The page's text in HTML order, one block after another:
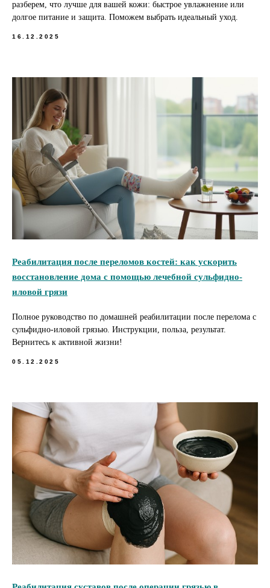
разберем, что лучше для вашей кожи: быстрое увлажнение или
долгое питание и защита. Поможем выбрать идеальный уход.
16.12.2025
Реабилитация после переломов костей: как ускорить
восстановление дома с помощью лечебной сульфидно-
иловой грязи
Полное руководство по домашней реабилитации после перелома с
сульфидно-иловой грязью. Инструкции, польза, результат.
Вернитесь к активной жизни!
05.12.2025